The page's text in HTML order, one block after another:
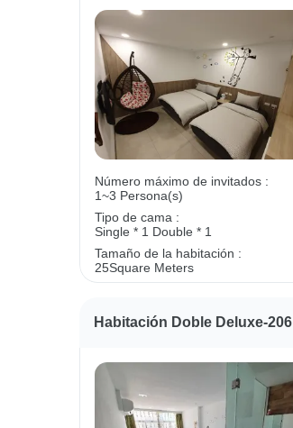
Número máximo de invitados :
1~3 Persona(s)
Tipo de cama :
Single * 1 Double * 1
Tamaño de la habitación :
25Square Meters
Habitación Doble Deluxe-206